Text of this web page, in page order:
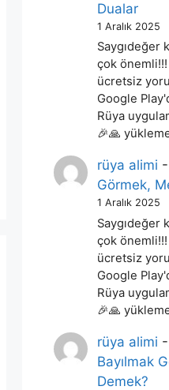
Dualar
1 Aralık 2025
Saygıdeğer
çok önemli!!!
ücretsiz
Google
Rüya
🎉🙏
rüya alimi -
Görmek,
1 Aralık 2025
Saygıdeğer
çok önemli!!!
ücretsiz
Google
Rüya
🎉🙏
rüya alimi -
Bayılmak
Demek?